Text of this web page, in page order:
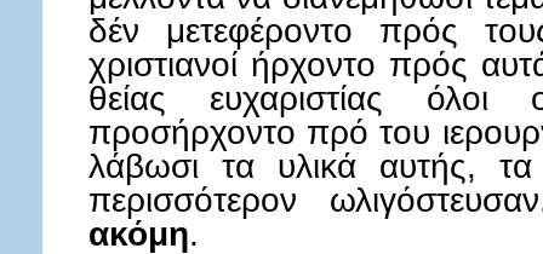
δέν μετεφέροντο πρός
χριστιανοί ήρχοντο πρός
θείας ευχαριστίας όλοι
προσήρχοντο πρό του
λάβωσι τα υλικά αυτής,
περισσότερον
ακόμη.